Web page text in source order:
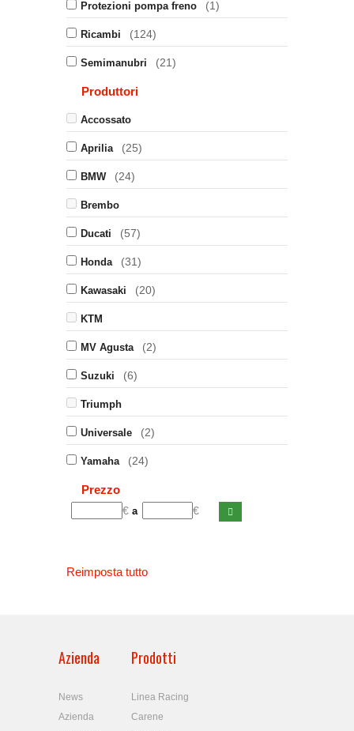
Protezioni pompa freno (1)
Ricambi (124)
Semimanubri (21)
Produttori
Accossato
Aprilia (25)
BMW (24)
Brembo
Ducati (57)
Honda (31)
Kawasaki (20)
KTM
MV Agusta (2)
Suzuki (6)
Triumph
Universale (2)
Yamaha (24)
Prezzo
€ a €
Reimposta tutto
Azienda
News
Azienda
Prodotti
Linea Racing
Carene